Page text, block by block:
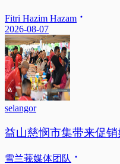
Fitri Hazim Hazam
2026-08-07
selangor
益山慈悯市集带来促
雪兰莪媒体团队